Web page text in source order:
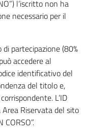
l’iscritto non ha
necessario per il
partecipazione (80%
accedere al
identificativo del
del titolo e,
L’ID
Riservata del sito